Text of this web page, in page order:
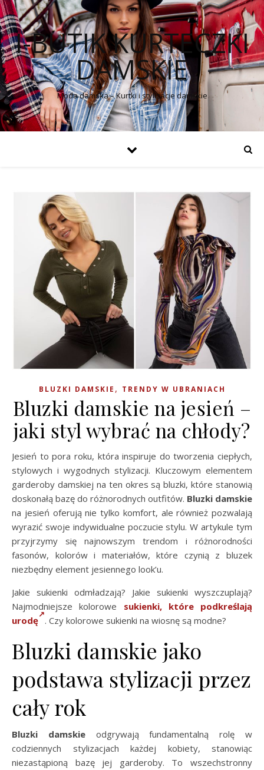
I-BUTIK KURTECZKI
DAMSKIE
Moda damska – Kurtki i stylizacje damskie
BLUZKI DAMSKIE , TRENDY W UBRANIACH
Bluzki damskie na jesień –
jaki styl wybrać na chłody?
Jesień to pora roku, która inspiruje do tworzenia ciepłych,
stylowych i wygodnych stylizacji. Kluczowym elementem
garderoby damskiej na ten okres są bluzki, które stanowią
doskonałą bazę do różnorodnych outfitów. Bluzki damskie
na jesień oferują nie tylko komfort, ale również pozwalają
wyrazić swoje indywidualne poczucie stylu. W artykule tym
przyjrzymy się najnowszym trendom i różnorodności
fasonów, kolorów i materiałów, które czynią z bluzek
niezbędny element jesiennego look’u.
Jakie sukienki odmładzają? Jakie sukienki wyszczuplają?
Najmodniejsze kolorowe sukienki, które podkreślają
urodę . Czy kolorowe sukienki na wiosnę są modne?
Bluzki damskie jako
podstawa stylizacji przez
cały rok
Bluzki damskieodgrywają fundamentalną rolę w
codziennych stylizacjach każdej kobiety, stanowiąc
niezastąpioną bazę jej garderoby. To wszechstronny